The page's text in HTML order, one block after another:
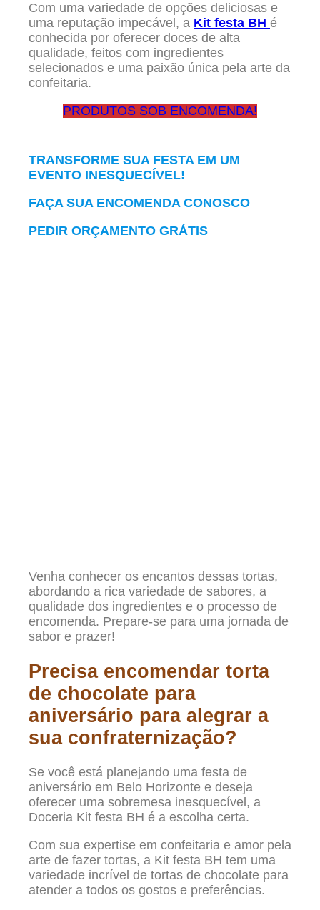
Com uma variedade de opções deliciosas e
uma reputação impecável, a Kit festa BH é
conhecida por oferecer doces de alta
qualidade, feitos com ingredientes
selecionados e uma paixão única pela arte da
confeitaria.
PRODUTOS SOB ENCOMENDA!
TRANSFORME SUA FESTA EM UM
EVENTO INESQUECÍVEL!
FAÇA SUA ENCOMENDA CONOSCO
PEDIR ORÇAMENTO GRÁTIS
Venha conhecer os encantos dessas tortas,
abordando a rica variedade de sabores, a
qualidade dos ingredientes e o processo de
encomenda. Prepare-se para uma jornada de
sabor e prazer!
Precisa encomendar torta
de chocolate para
aniversário para alegrar a
sua confraternização?
Se você está planejando uma festa de
aniversário em Belo Horizonte e deseja
oferecer uma sobremesa inesquecível, a
Doceria Kit festa BH é a escolha certa.
Com sua expertise em confeitaria e amor pela
arte de fazer tortas, a Kit festa BH tem uma
variedade incrível de tortas de chocolate para
atender a todos os gostos e preferências.